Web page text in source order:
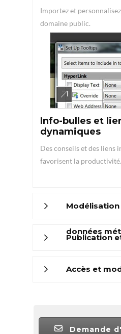
Importez et
domaine public.
Info-bulles et
dynamiques
Des conseils et des liens
favorisent la productivité.
données
Publication
Accès et
Demande